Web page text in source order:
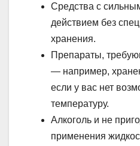
Средства с
действием без
хранения.
Препараты,
— например,
если у вас нет
температуру.
Алкоголь и не
применения